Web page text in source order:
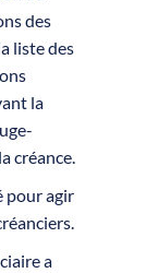
des
liste des
la
créance.
pour agir
a